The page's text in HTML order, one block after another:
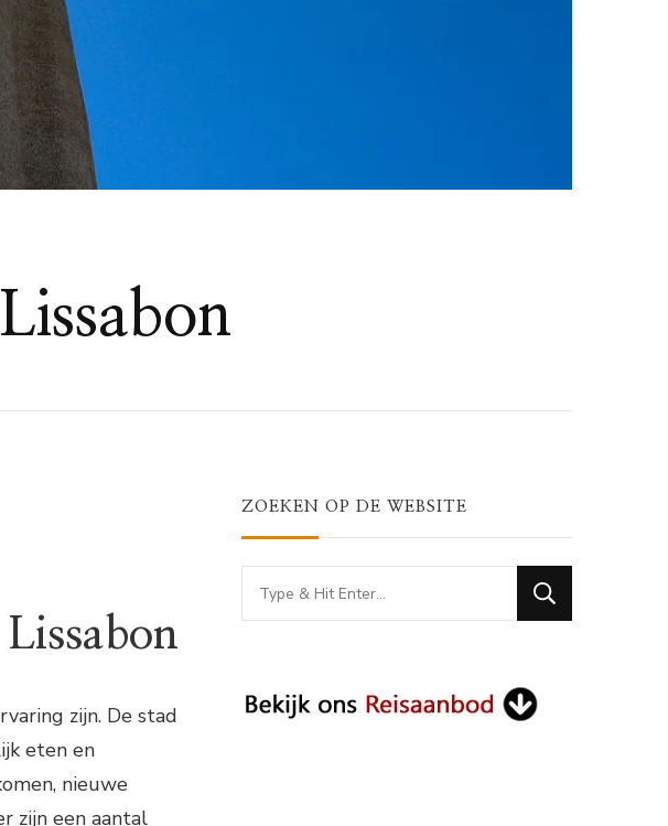
zijn. De stad
eten en
nieuwe
zijn een aantal
ZOEKEN OP DE WEBSITE
Looking
for